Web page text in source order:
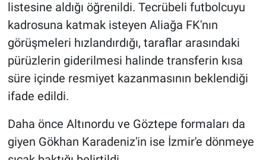
listesine aldığı öğrenildi. Tecrübeli futbolcuyu
kadrosuna katmak isteyen Aliağa FK'nın
görüşmeleri hızlandırdığı, taraflar arasındaki
pürüzlerin giderilmesi halinde transferin kısa
süre içinde resmiyet kazanmasının beklendiği
ifade edildi.
Daha önce Altınordu ve Göztepe formaları da
giyen Gökhan Karadeniz'in ise İzmir'e dönmeye